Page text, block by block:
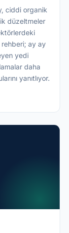
ciddi organik
düzeltmeler
ay ay
yedi
daha
yanıtlıyor.